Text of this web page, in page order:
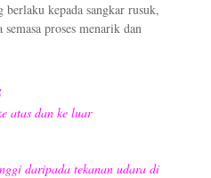
kepada sangkar rusuk,
proses menarik dan
atas dan ke luar
daripada tekanan udara di